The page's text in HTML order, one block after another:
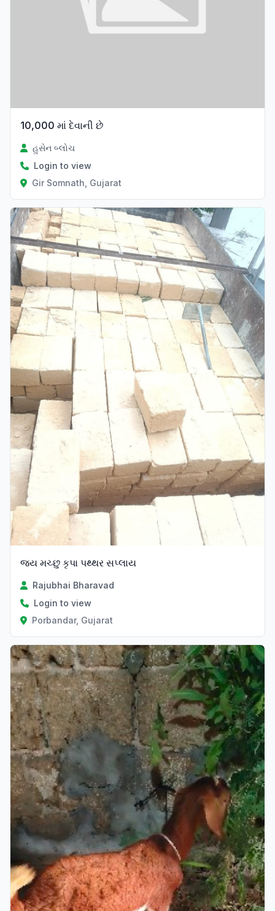
10,000 માં દેવાની છે
હુસેન બ્લોચ
Login to view
Gir Somnath, Gujarat
Verified
જય મચ્છુ કૃપા પથ્થર સપ્લાય
Rajubhai Bharavad
Login to view
Porbandar, Gujarat